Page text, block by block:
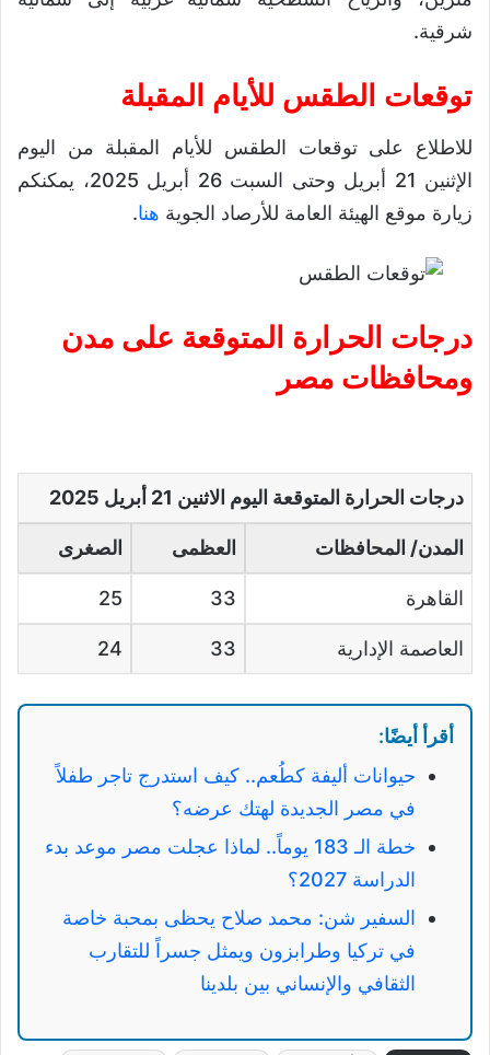
شرقية.
توقعات الطقس للأيام المقبلة
للاطلاع على توقعات الطقس للأيام المقبلة من اليوم
الإثنين 21 أبريل وحتى السبت 26 أبريل 2025، يمكنكم
زيارة موقع الهيئة العامة للأرصاد الجوية هنا.
درجات الحرارة المتوقعة على مدن
ومحافظات مصر
درجات الحرارة المتوقعة اليوم الاثنين 21 أبريل 2025
المدن/ المحافظات العظمى الصغرى
القاهرة 33
25
العاصمة الإدارية 33
24
أقرأ أيضًا:
حيوانات أليفة كطُعم.. كيف استدرج تاجر طفلاً
في مصر الجديدة لهتك عرضه؟
خطة الـ 183 يوماً.. لماذا عجلت مصر موعد بدء
الدراسة 2027؟
السفير شن: محمد صلاح يحظى بمحبة خاصة
في تركيا وطرابزون ويمثل جسراً للتقارب
الثقافي والإنساني بين بلدينا